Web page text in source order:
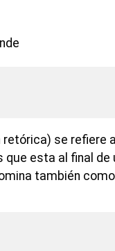
se refiere
que esta al final
también